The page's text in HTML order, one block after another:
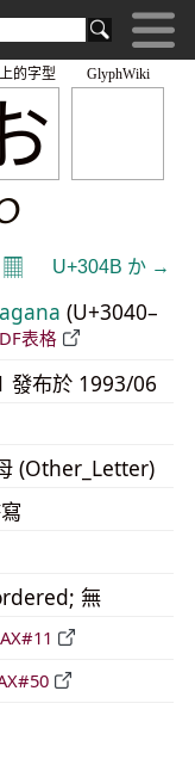
GlyphWiki
的字型
𝄜 U+304B か →
(U+3040–
表格
發布於 1993/06
(Other_Letter)
無